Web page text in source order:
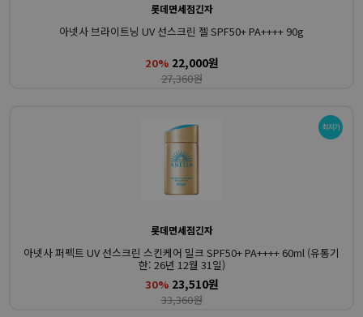
롯데면세점긴자
아넷사 브라이트닝 UV 선스크린 젤 SPF50+ PA++++ 90g
20% 22,000원
27,360원
롯데면세점긴자
아넷사 퍼펙트 UV 선스크린 스킨케어 밀크 SPF50+ PA++++ 60ml (유통기
한: 26년 12월 31일)
30% 23,510원
33,360원